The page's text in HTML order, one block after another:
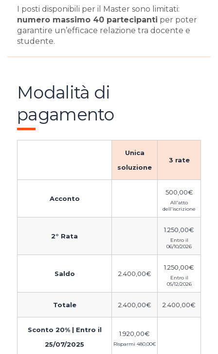
I posti disponibili per il Master sono limitati:
numero massimo 40 partecipanti per poter
garantire un’efficace relazione tra docente e
studente.
Modalità di
pagamento
Unica
soluzione
3 rate
Acconto
500,00€
All'atto
dell'iscrizione
2° Rata
1.250,00€
Entro il
06/10/2026
Saldo 2.400,00€
1.250,00€
Entro il
05/12/2026
Totale 2.400,00€ 2.400,00€
Sconto 20% | Entro il
25/07/2025
1.920,00€
Risparmi 480,00€